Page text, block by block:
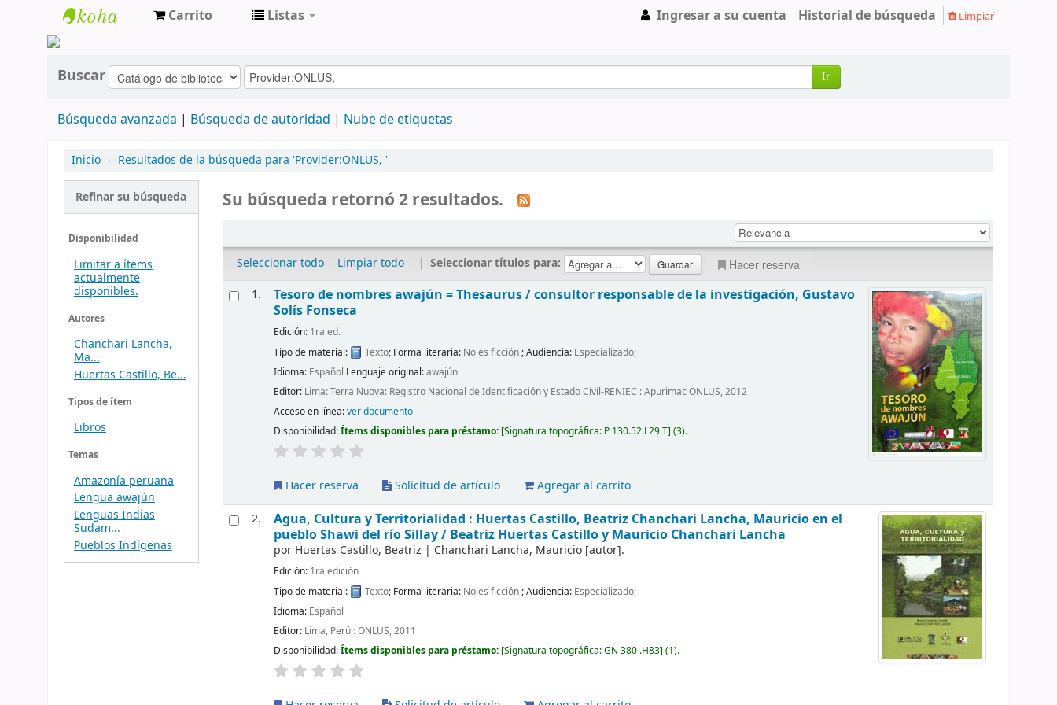
Carrito Listas Ingresar a su cuenta Historial de búsqueda Limpiar
Buscar Ir
Búsqueda avanzada Búsqueda de autoridad Nube de etiquetas
Inicio › Resultados de la búsqueda para 'Provider:ONLUS, '
Refinar su búsqueda
Disponibilidad
Limitar a ítems
actualmente
disponibles.
Autores
Chanchari Lancha,
Ma...
Huertas Castillo, Be...
Tipos de ítem
Libros
Temas
Amazonía peruana
Lengua awajún
Lenguas Indias
Sudam...
Pueblos Indígenas
Su búsqueda retornó 2 resultados.
Seleccionar todo Limpiar todo | Seleccionar títulos para: Hacer reserva
1. Tesoro de nombres awajún = Thesaurus /consultor responsable de la investigación, Gustavo
Solís Fonseca
Edición: 1ra ed.
Tipo de material:
Texto; Forma literaria: No es ficción ; Audiencia: Especializado;
Idioma: Español Lenguaje original:awajún
Editor: Lima: Terra Nuova: Registro Nacional de Identificación y Estado Civil-RENIEC : Apurimac ONLUS, 2012
Acceso en línea:ver documento
Disponibilidad:Ítems disponibles para préstamo: Signatura topográfica: P 130.52.L29 T (3).
Hacer reserva Solicitud de artículo
Agregar al carrito
2.
Agua, Cultura y Territorialidad : Huertas Castillo, Beatriz Chanchari Lancha, Mauricio en el
pueblo Shawi del río Sillay / Beatriz Huertas Castillo y Mauricio Chanchari Lancha
por Huertas Castillo, Beatriz | Chanchari Lancha, Mauricio [autor].
Edición: 1ra edición
Tipo de material:
Texto; Forma literaria: No es ficción; Audiencia: Especializado;
Idioma: Español
Editor: Lima, Perú : ONLUS, 2011
Disponibilidad:Ítems disponibles para préstamo: Signatura topográfica:GN 380 .H83 (1).